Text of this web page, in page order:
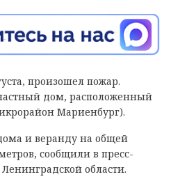
произошел пожар.
дом, расположенный
Мариенбург).
и веранду на общей
сообщили в пресс-
области.